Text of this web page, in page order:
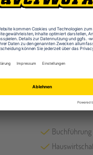
Sportplätze
Buchführung